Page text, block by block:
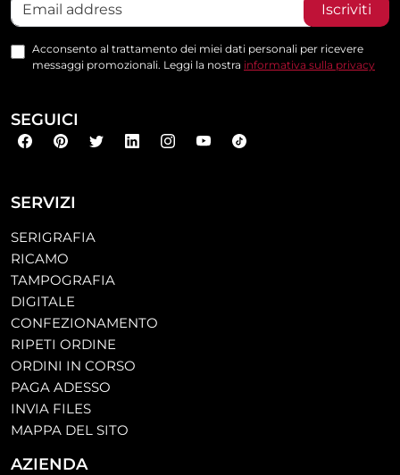
SERVIZI
SERIGRAFIA
RICAMO
TAMPOGRAFIA
DIGITALE
CONFEZIONAMENTO
RIPETI ORDINE
ORDINI IN CORSO
PAGA ADESSO
INVIA FILES
MAPPA DEL SITO
AZIENDA
Iscriviti
Acconsento al trattamento dei miei dati personali per ricevere
messaggi promozionali. Leggi la nostra informativa sulla privacy
SEGUICI